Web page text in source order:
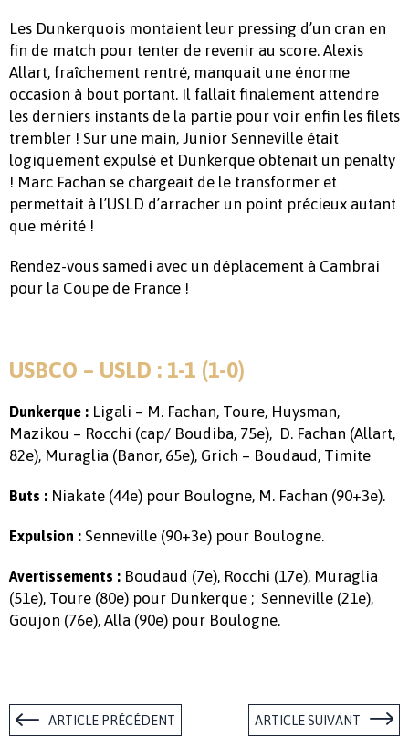
Les Dunkerquois montaient leur pressing d’un cran en
fin de match pour tenter de revenir au score. Alexis
Allart, fraîchement rentré, manquait une énorme
occasion à bout portant. Il fallait finalement attendre
les derniers instants de la partie pour voir enfin les filets
trembler ! Sur une main, Junior Senneville était
logiquement expulsé et Dunkerque obtenait un penalty
! Marc Fachan se chargeait de le transformer et
permettait à l’USLD d’arracher un point précieux autant
que mérité !
Rendez-vous samedi avec un déplacement à Cambrai
pour la Coupe de France !
USBCO – USLD : 1-1 (1-0)
Dunkerque : Ligali – M. Fachan, Toure, Huysman,
Mazikou – Rocchi (cap/ Boudiba, 75e), D. Fachan (Allart,
82e), Muraglia (Banor, 65e), Grich – Boudaud, Timite
Buts : Niakate (44e) pour Boulogne, M. Fachan (90+3e).
Expulsion : Senneville (90+3e) pour Boulogne.
Avertissements : Boudaud (7e), Rocchi (17e), Muraglia
(51e), Toure (80e) pour Dunkerque ; Senneville (21e),
Goujon (76e), Alla (90e) pour Boulogne.
ARTICLE PRÉCÉDENT ARTICLE SUIVANT